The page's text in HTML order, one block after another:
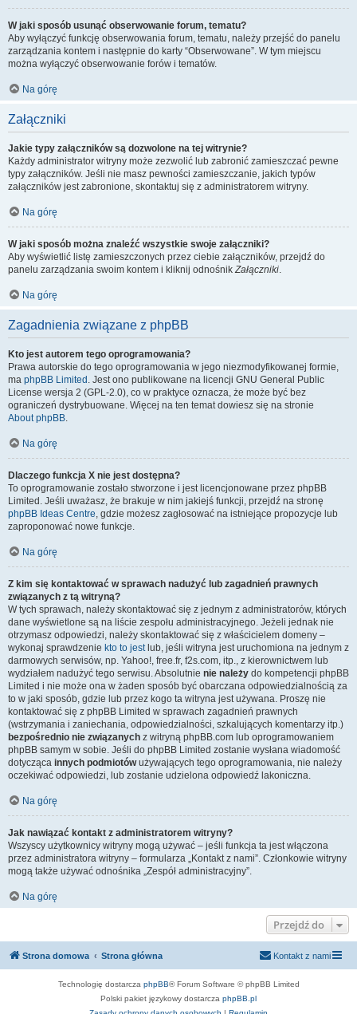
W jaki sposób usunąć obserwowanie forum, tematu?
Aby wyłączyć funkcję obserwowania forum, tematu, należy przejść do panelu
zarządzania kontem i następnie do karty “Obserwowane”. W tym miejscu
można wyłączyć obserwowanie forów i tematów.
Na górę
Załączniki
Jakie typy załączników są dozwolone na tej witrynie?
Każdy administrator witryny może zezwolić lub zabronić zamieszczać pewne
typy załączników. Jeśli nie masz pewności zamieszczanie, jakich typów
załączników jest zabronione, skontaktuj się z administratorem witryny.
Na górę
W jaki sposób można znaleźć wszystkie swoje załączniki?
Aby wyświetlić listę zamieszczonych przez ciebie załączników, przejdź do
panelu zarządzania swoim kontem i kliknij odnośnikZałączniki.
Na górę
Zagadnienia związane z phpBB
Kto jest autorem tego oprogramowania?
Prawa autorskie do tego oprogramowania w jego niezmodyfikowanej formie,
ma phpBB Limited . Jest ono publikowane na licencji GNU General Public
License wersja 2 (GPL-2.0), co w praktyce oznacza, że może być bez
ograniczeń dystrybuowane. Więcej na ten temat dowiesz się na stronie
About phpBB.
Na górę
Dlaczego funkcja X nie jest dostępna?
To oprogramowanie zostało stworzone i jest licencjonowane przez phpBB
Limited. Jeśli uważasz, że brakuje w nim jakiejś funkcji, przejdź na stronę
phpBB Ideas Centre, gdzie możesz zagłosować na istniejące propozycje lub
zaproponować nowe funkcje.
Na górę
Z kim się kontaktować w sprawach nadużyć lub zagadnień prawnych
związanych z tą witryną?
W tych sprawach, należy skontaktować się z jednym z administratorów, których
dane wyświetlone są na liście zespołu administracyjnego. Jeżeli jednak nie
otrzymasz odpowiedzi, należy skontaktować się z właścicielem domeny –
wykonaj sprawdzenie kto to jestlub, jeśli witryna jest uruchomiona na jednym z
darmowych serwisów, np. Yahoo!, free.fr, f2s.com, itp., z kierownictwem lub
wydziałem nadużyć tego serwisu. Absolutnie nie należy do kompetencji phpBB
Limited i nie może ona w żaden sposób być obarczana odpowiedzialnością za
to w jaki sposób, gdzie lub przez kogo ta witryna jest używana. Proszę nie
kontaktować się z phpBB Limited w sprawach zagadnień prawnych
(wstrzymania i zaniechania, odpowiedzialności, szkalujących komentarzy itp.)
bezpośrednio nie związanych z witryną phpBB.com lub oprogramowaniem
phpBB samym w sobie. Jeśli do phpBB Limited zostanie wysłana wiadomość
dotycząca innych podmiotówużywających tego oprogramowania, nie należy
oczekiwać odpowiedzi, lub zostanie udzielona odpowiedź lakoniczna.
Na górę
Jak nawiązać kontakt z administratorem witryny?
Wszyscy użytkownicy witryny mogą używać – jeśli funkcja ta jest włączona
przez administratora witryny – formularza „Kontakt z nami”. Członkowie witryny
mogą także używać odnośnika „Zespół administracyjny”.
Na górę
Przejdź do
Strona domowa Strona główna Kontakt z nami
Technologię dostarcza phpBB® Forum Software © phpBB Limited
Polski pakiet językowy dostarcza phpBB.pl